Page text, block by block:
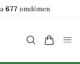
677 omdömen